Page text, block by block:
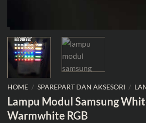
HOME / SPAREPART DAN AKSESORI /
Lampu Modul Samsung
Warmwhite RGB